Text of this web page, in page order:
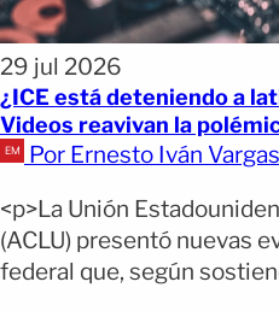
29 jul 2026
¿ICE está deteniendo a
Videos reavivan la
Por Ernesto Iván
<p>La Unión
(ACLU) presentó nuevas
federal que, según